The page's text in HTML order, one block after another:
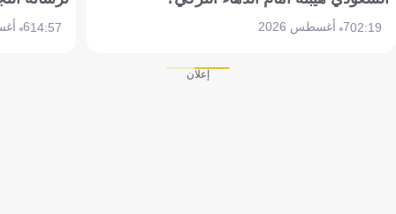
02:197 أغسطس 2026 14:576 أغسطس 2026
إعلان